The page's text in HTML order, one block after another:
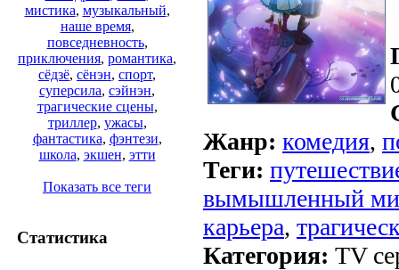
мистика, музыкальный,
наше время,
повседневность,
приключения, романтика,
сёдзё, сёнэн, спорт,
суперсила, сэйнэн,
трагические сцены,
триллер, ужасы,
фантастика, фэнтези,
школа, экшен, этти
Показать все теги
Статистика
Жанр: комедия,
Теги:
вымышленный
карьера,
Категория: TV